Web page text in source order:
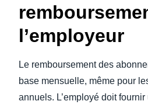
l’employeur
Le remboursement des
base mensuelle, même pour
annuels. L’employé doit